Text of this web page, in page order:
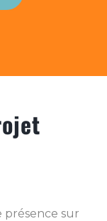
présence sur